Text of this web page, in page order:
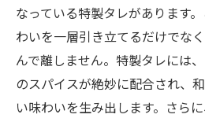
なっている特製タレがあります
わいを一層引き立てるだけでな
んで離しません。特製タレには
のスパイスが絶妙に配合され、
い味わいを生み出します。さら